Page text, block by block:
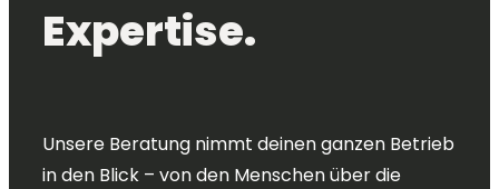
Expertise.
Unsere Beratung nimmt deinen ganzen Betrieb
in den Blick – von den Menschen über die